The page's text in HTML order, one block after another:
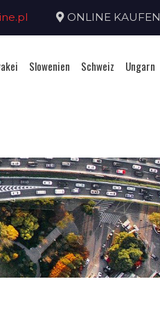
ONLINE KAUFEN
Slowenien Schweiz Ungarn